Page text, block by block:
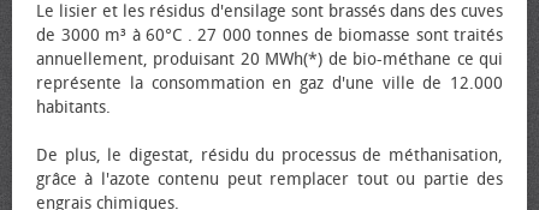
Le lisier et les résidus d'ensilage sont brassés dans des cuves
de 3000 m³ à 60°C . 27 000 tonnes de biomasse sont traités
annuellement, produisant 20 MWh(*) de bio-méthane ce qui
représente la consommation en gaz d'une ville de 12.000
habitants.
De plus, le digestat, résidu du processus de méthanisation,
grâce à l'azote contenu peut remplacer tout ou partie des
engrais chimiques.